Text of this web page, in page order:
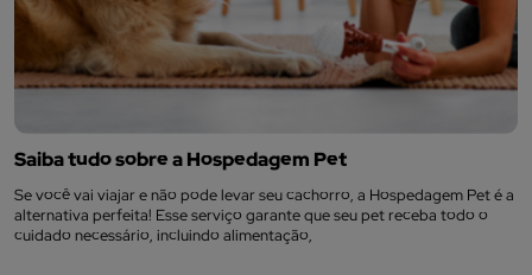
Saiba tudo sobre a Hospedagem Pet
Se você vai viajar e não pode levar seu cachorro, a Hospedagem Pet é a
alternativa perfeita! Esse serviço garante que seu pet receba todo o
cuidado necessário, incluindo alimentação,